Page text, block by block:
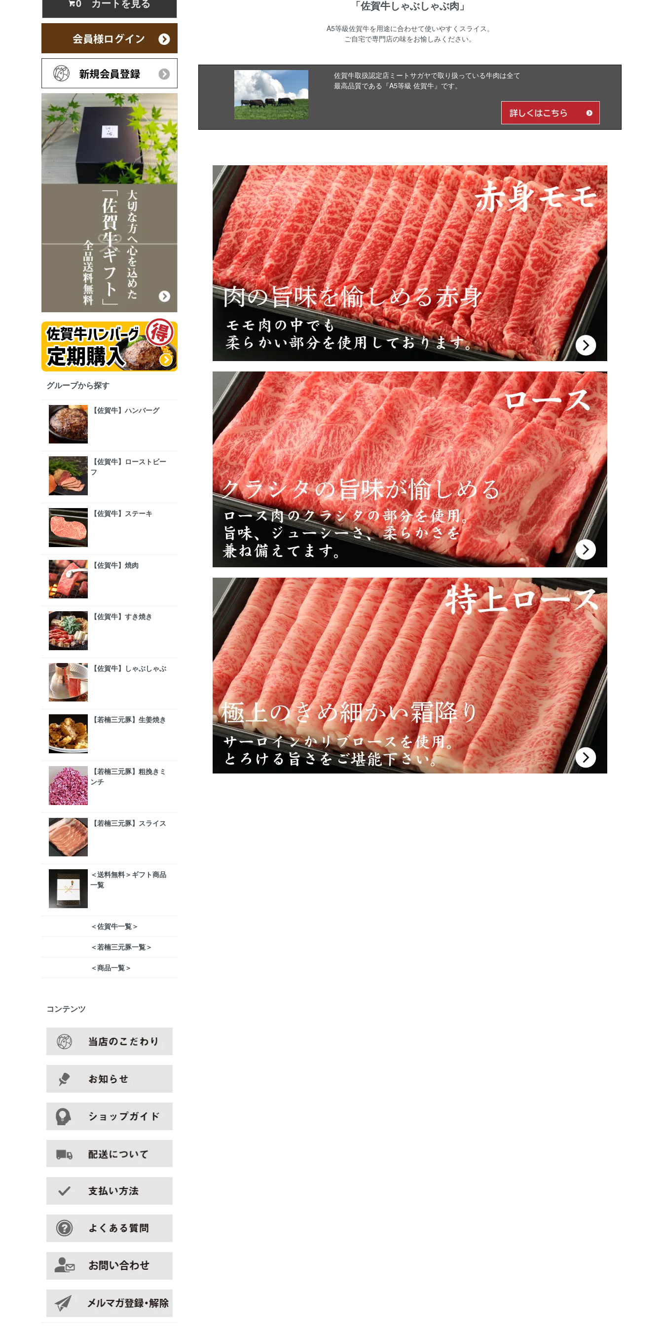
「佐賀牛しゃぶしゃぶ肉」
A5等級佐賀牛を用途に合わせて使いやすくスライス。
ご自宅で専門店の味をお愉しみください。
佐賀牛取扱認定店ミートサガヤで取り扱っている牛肉は全て
最高品質である 『A5等級 佐賀牛』 です。
グループから探す
【佐賀牛】ハンバーグ
【佐賀牛】ローストビー
フ
【佐賀牛】ステーキ
【佐賀牛】焼肉
【佐賀牛】すき焼き
【佐賀牛】しゃぶしゃぶ
【若楠三元豚】生姜焼き
【若楠三元豚】粗挽きミ
ンチ
【若楠三元豚】スライス
＜送料無料＞ギフト商品
一覧
＜佐賀牛一覧＞
＜若楠三元豚一覧＞
＜商品一覧＞
コンテンツ